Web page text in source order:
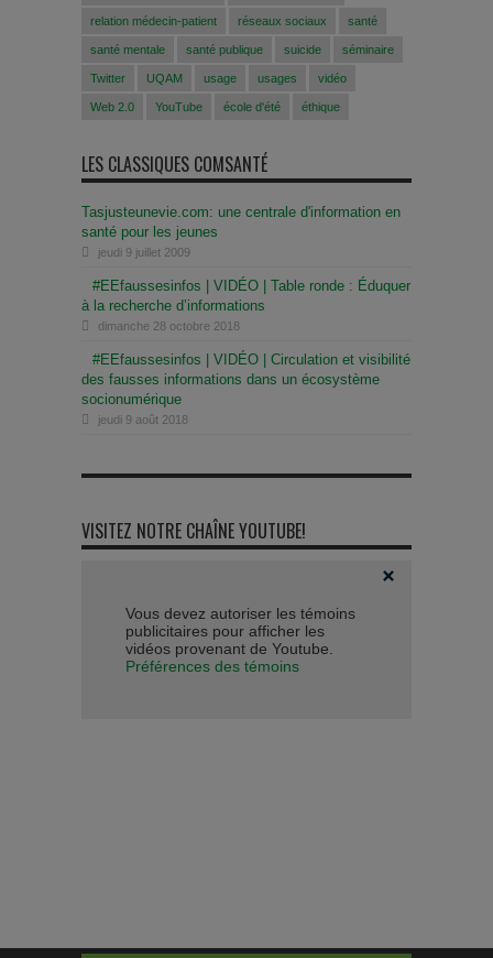
relation médecin-patient réseaux sociaux santé
santé mentale santé publique suicide séminaire
Twitter UQAM usage usages vidéo
Web 2.0 YouTube école d'été éthique
LES CLASSIQUES COMSANTÉ
Tasjusteunevie.com: une centrale d'information en
santé pour les jeunes
jeudi 9 juillet 2009
#EEfaussesinfos | VIDÉO | Table ronde : Éduquer
à la recherche d’informations
dimanche 28 octobre 2018
#EEfaussesinfos | VIDÉO | Circulation et visibilité
des fausses informations dans un écosystème
socionumérique
jeudi 9 août 2018
VISITEZ NOTRE CHAÎNE YOUTUBE!
Vous devez autoriser les témoins
publicitaires pour afficher les
vidéos provenant de Youtube.
Préférences des témoins